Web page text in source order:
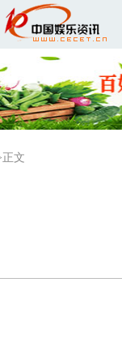
文